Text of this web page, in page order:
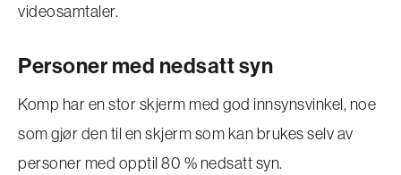
videosamtaler.
Personer med nedsatt syn
Komp har en stor skjerm med god innsynsvinkel, noe
som gjør den til en skjerm som kan brukes selv av
personer med opptil 80 % nedsatt syn.